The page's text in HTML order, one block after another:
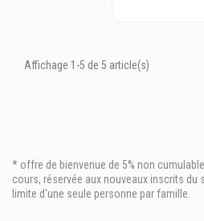
Affichage 1-5 de 5 article(s)
* offre de bienvenue de 5% non
cours, réservée aux nouveaux inscrits du
limite d'une seule personne par famille.